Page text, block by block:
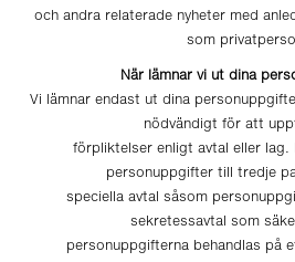
och andra relaterade nyheter med
som
När lämnar vi ut dina
Vi lämnar endast ut dina
nödvändigt för att
förpliktelser enligt avtal eller lag.
personuppgifter till tredje
speciella avtal såsom
sekretessavtal som
personuppgifterna behandlas på